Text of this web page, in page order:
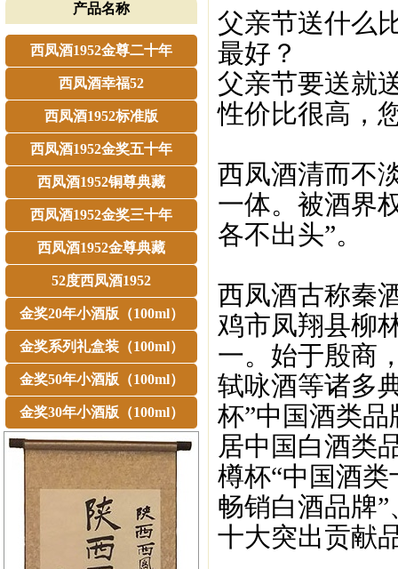
产品名称
西凤酒1952金尊二十年
西凤酒幸福52
西凤酒1952标准版
西凤酒1952金奖五十年
西凤酒1952铜尊典藏
西凤酒1952金奖三十年
西凤酒1952金尊典藏
52度西凤酒1952
金奖20年小酒版（100ml）
金奖系列礼盒装（100ml）
金奖50年小酒版（100ml）
金奖30年小酒版（100ml）
父亲节送什么
最好？
父亲节要送就
性价比很高，
西凤酒清而不
一体。被酒界
各不出头”。
西凤酒古称秦
鸡市凤翔县柳
一。始于殷商
轼咏酒等诸多
杯”中国酒类
居中国白酒类
樽杯“中国酒
畅销白酒品牌
十大突出贡献